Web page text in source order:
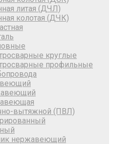
литая (ДЧЛ)
колотая (ДЧК)
круглые
профильные
вытяжной (ПВЛ)
нержавеющий